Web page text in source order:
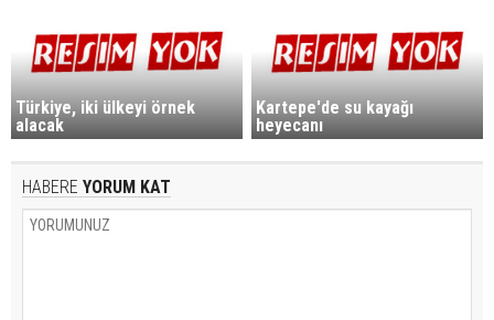
Türkiye, iki ülkeyi örnek
alacak
Kartepe'de su kayağı
heyecanı
HABERE YORUM KAT